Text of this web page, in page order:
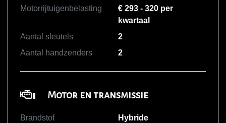
Motorrijtuigenbelasting
€ 293 - 320 per
kwartaal
Aantal sleutels
2
Aantal handzenders
2
Motor en transmissie
Brandstof
Hybride